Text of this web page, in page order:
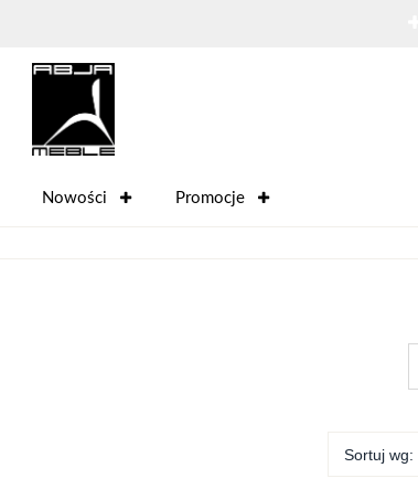
Nowości Promocje
Sortuj wg: